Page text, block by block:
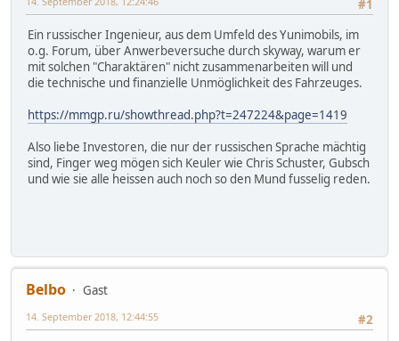
#1
Ein russischer Ingenieur, aus dem Umfeld des Yunimobils, im
o.g. Forum, über Anwerbeversuche durch skyway, warum er
mit solchen "Charaktären" nicht zusammenarbeiten will und
die technische und finanzielle Unmöglichkeit des Fahrzeuges.
https://mmgp.ru/showthread.php?t=247224&page=1419
Also liebe Investoren, die nur der russischen Sprache mächtig
sind, Finger weg mögen sich Keuler wie Chris Schuster, Gubsch
und wie sie alle heissen auch noch so den Mund fusselig reden.
Belbo
Gast
#2
14. September 2018, 12:44:55